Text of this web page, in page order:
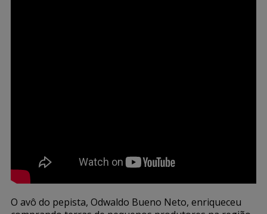
O avô do pepista, Odwaldo Bueno Neto, enriqueceu